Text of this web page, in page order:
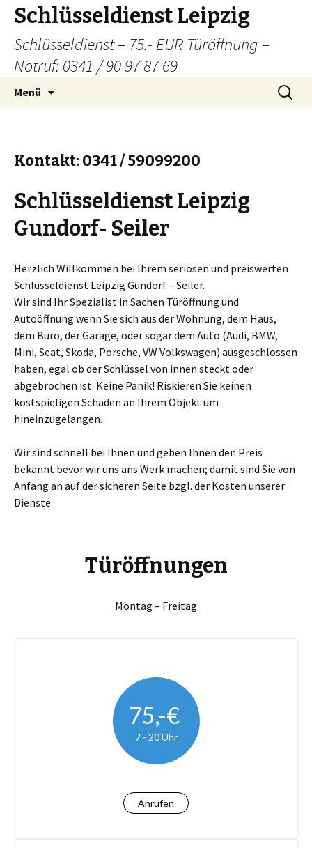
Schlüsseldienst Leipzig
Schlüsseldienst – 75.- EUR Türöffnung –
Notruf: 0341 / 90 97 87 69
Menü
Suchen
nach:
Kontakt: 0341 / 59099200
Schlüsseldienst Leipzig
Gundorf- Seiler
Herzlich Willkommen bei Ihrem seriösen und preiswerten
Schlüsseldienst Leipzig Gundorf – Seiler.
Wir sind Ihr Spezialist in Sachen Türöffnung und
Autoöffnung wenn Sie sich aus der Wohnung, dem Haus,
dem Büro, der Garage, oder sogar dem Auto (Audi, BMW,
Mini, Seat, Skoda, Porsche, VW Volkswagen) ausgeschlossen
haben, egal ob der Schlüssel von innen steckt oder
abgebrochen ist: Keine Panik! Riskieren Sie keinen
kostspieligen Schaden an Ihrem Objekt um
hineinzugelangen.
Wir sind schnell bei Ihnen und geben Ihnen den Preis
bekannt bevor wir uns ans Werk machen; damit sind Sie von
Anfang an auf der sicheren Seite bzgl. der Kosten unserer
Dienste.
Türöffnungen
Montag – Freitag
75,-€
7 - 20 Uhr
Anrufen